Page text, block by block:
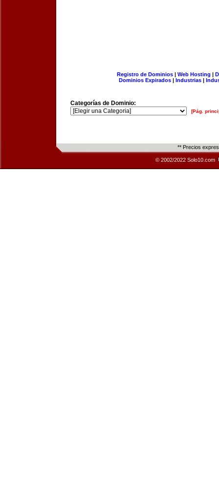
Registro de Dominios| Web Hosting |
Dominios Expirados | Industrias |
Categorías de Dominio:
[Pág.
** Precios
© 2002/2022 Solo10.com